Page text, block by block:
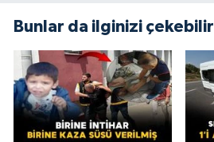
Bunlar da ilginizi çekebilir